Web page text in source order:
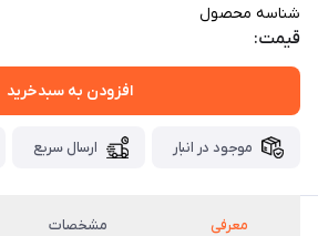
شناسه محصول
قیمت:
افزودن به سبدخرید
موجود در انبار ارسال سریع
معرفی مشخصات